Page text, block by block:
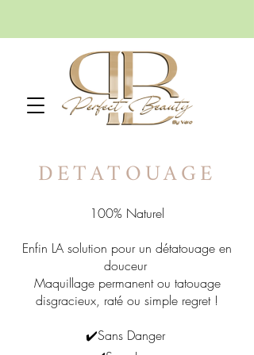
DETATOUAGE
100% Naturel
Enfin LA solution pour un détatouage en
douceur
Maquillage permanent ou tatouage
disgracieux, raté ou simple regret !
✔️Sans Danger